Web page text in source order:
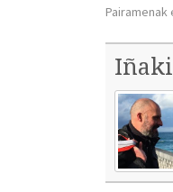
Iñaki